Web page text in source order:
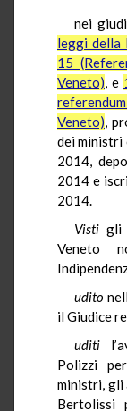
nei
leggi della
15
Veneto), e
Veneto),
dei
2014,
2014 e
2014.
Vistigli
Veneto
udito
il Giudice
uditi
Polizzi
ministri, gli
Bertolissi